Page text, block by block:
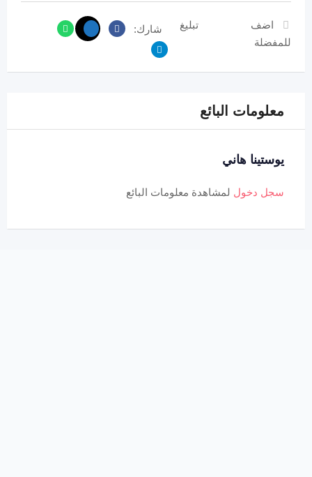
اضف
للمفضلة
تبليغ شارك:
معلومات البائع
يوستينا هاني
سجل دخول لمشاهدة معلومات البائع